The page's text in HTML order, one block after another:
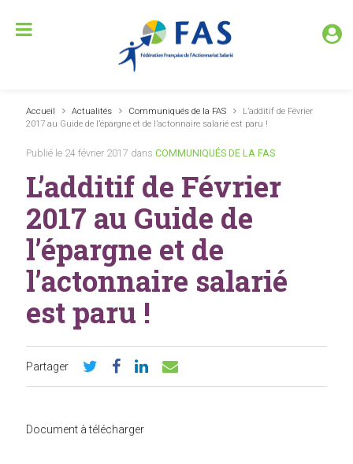
Accueil Actualités Communiqués de la FAS
L’additif de Février
2017 au Guide de l’épargne et de l’actonnaire salarié est paru !
Publié le 24 février 2017 dans COMMUNIQUÉS DE LA FAS
L’additif de Février
2017 au Guide de
l’épargne et de
l’actonnaire salarié
est paru !
Partager
Document à télécharger